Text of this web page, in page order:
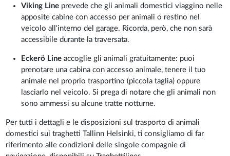
Viking Line prevede che gli animali domestici viaggino nelle
apposite cabine con accesso per animali o restino nel
veicolo all'interno del garage. Ricorda, però, che non sarà
accessibile durante la traversata.
Eckerö Lineaccoglie gli animali gratuitamente: puoi
prenotare una cabina con accesso animale, tenere il tuo
animale nel proprio trasportino (piccola taglia) oppure
lasciarlo nel veicolo. Si prega di notare che gli animali non
sono ammessi su alcune tratte notturne.
Per tutti i dettagli e le disposizioni sul trasporto di animali
domestici sui traghetti Tallinn Helsinki, ti consigliamo di far
riferimento alle condizioni delle singole compagnie di